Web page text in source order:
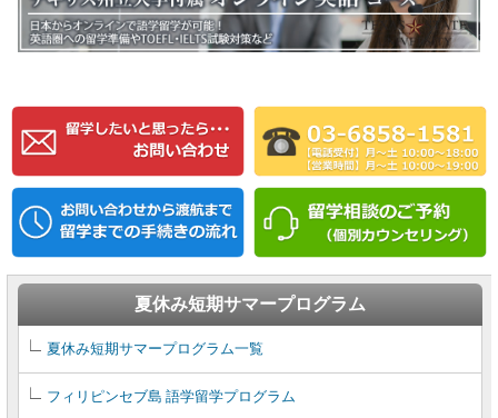
夏休み短期サマープログラム
夏休み短期サマープログラム一覧
フィリピンセブ島 語学留学プログラム